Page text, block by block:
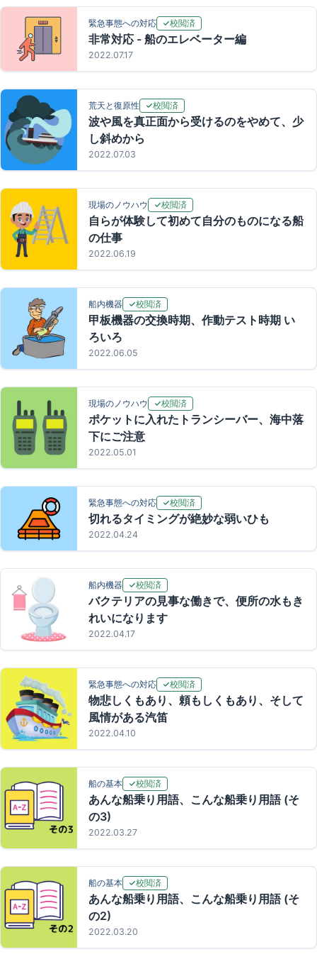
緊急事態への対応 校閲済
非常対応 - 船のエレベーター編
2022.07.17
荒天と復原性 校閲済
波や風を真正面から受けるのをやめて、少
し斜めから
2022.07.03
現場のノウハウ 校閲済
自らが体験して初めて自分のものになる船
の仕事
2022.06.19
船内機器 校閲済
甲板機器の交換時期、作動テスト時期 い
ろいろ
2022.06.05
現場のノウハウ 校閲済
ポケットに入れたトランシーバー、海中落
下にご注意
2022.05.01
緊急事態への対応 校閲済
切れるタイミングが絶妙な弱いひも
2022.04.24
船内機器 校閲済
バクテリアの見事な働きで、便所の水もき
れいになります
2022.04.17
緊急事態への対応 校閲済
物悲しくもあり、頼もしくもあり、そして
風情がある汽笛
2022.04.10
船の基本 校閲済
あんな船乗り用語、こんな船乗り用語 (そ
の3)
2022.03.27
船の基本 校閲済
あんな船乗り用語、こんな船乗り用語 (そ
の2)
2022.03.20